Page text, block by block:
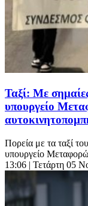
Ταξί: Με
υπουργείο
Πορεία με τα ταξί
υπουργείο
13:06 | Τετάρτη 05